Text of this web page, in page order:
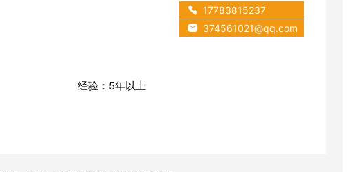
经验：5年以上
17783815237
374561021@qq.com